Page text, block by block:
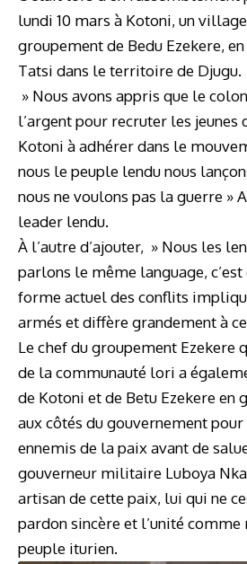
lundi 10 mars à Kotoni, un
groupement de Bedu Ezekere,
Tatsi dans le territoire de Djugu.
» Nous avons appris que le
l’argent pour recruter les
Kotoni à adhérer dans le
nous le peuple lendu nous
nous ne voulons pas la guerre »
leader lendu.
À l’autre d’ajouter, » Nous les
parlons le même language,
forme actuel des conflits
armés et diffère grandement à
Le chef du groupement Ezekere
de la communauté lori a
de Kotoni et de Betu Ezekere
aux côtés du gouvernement
ennemis de la paix avant de
gouverneur militaire Luboya
artisan de cette paix, lui qui ne
pardon sincère et l’unité comme
peuple iturien.